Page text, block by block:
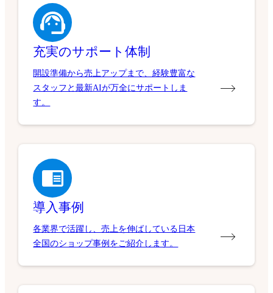
充実のサポート体制
開設準備から売上アップまで、経験豊富な
スタッフと最新AIが万全にサポートしま
す。
導入事例
各業界で活躍し、売上を伸ばしている日本
全国のショップ事例をご紹介します。